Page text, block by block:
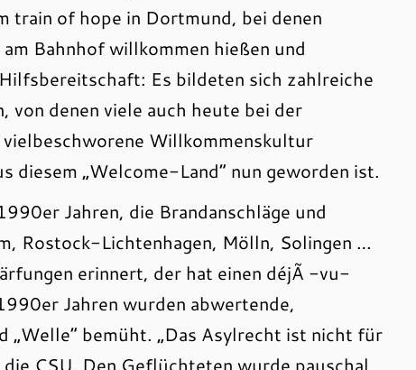
train of hope in Dortmund, bei denen
Bahnhof willkommen hießen und
Es bildeten sich zahlreiche
denen viele auch heute bei der
Willkommenskultur
diesem „Welcome-Land“ nun geworden ist.
Jahren, die Brandanschläge und
Rostock-Lichtenhagen, Mölln, Solingen …
erinnert, der hat einen déjÃ -vu-
Jahren wurden abwertende,
„Welle“ bemüht. „Das Asylrecht ist nicht für
CSU. Den Geflüchteten wurde pauschal